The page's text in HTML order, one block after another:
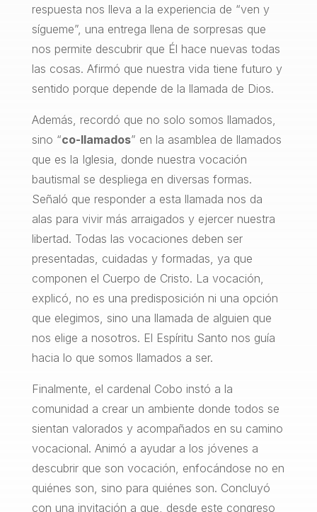
respuesta nos lleva a la experiencia de “ven y
sígueme”, una entrega llena de sorpresas que
nos permite descubrir que Él hace nuevas todas
las cosas. Afirmó que nuestra vida tiene futuro y
sentido porque depende de la llamada de Dios.
Además, recordó que no solo somos llamados,
sino “co-llamados” en la asamblea de llamados
que es la Iglesia, donde nuestra vocación
bautismal se despliega en diversas formas.
Señaló que responder a esta llamada nos da
alas para vivir más arraigados y ejercer nuestra
libertad. Todas las vocaciones deben ser
presentadas, cuidadas y formadas, ya que
componen el Cuerpo de Cristo. La vocación,
explicó, no es una predisposición ni una opción
que elegimos, sino una llamada de alguien que
nos elige a nosotros. El Espíritu Santo nos guía
hacia lo que somos llamados a ser.
Finalmente, el cardenal Cobo instó a la
comunidad a crear un ambiente donde todos se
sientan valorados y acompañados en su camino
vocacional. Animó a ayudar a los jóvenes a
descubrir que son vocación, enfocándose no en
quiénes son, sino para quiénes son. Concluyó
con una invitación a que, desde este congreso